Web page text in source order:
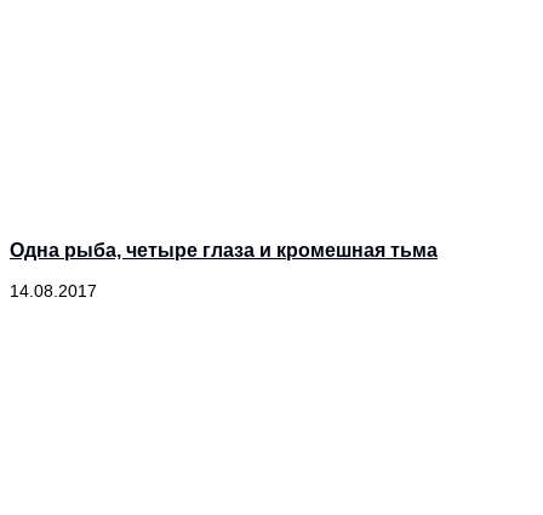
Одна рыба, четыре глаза и кромешная тьма
14.08.2017